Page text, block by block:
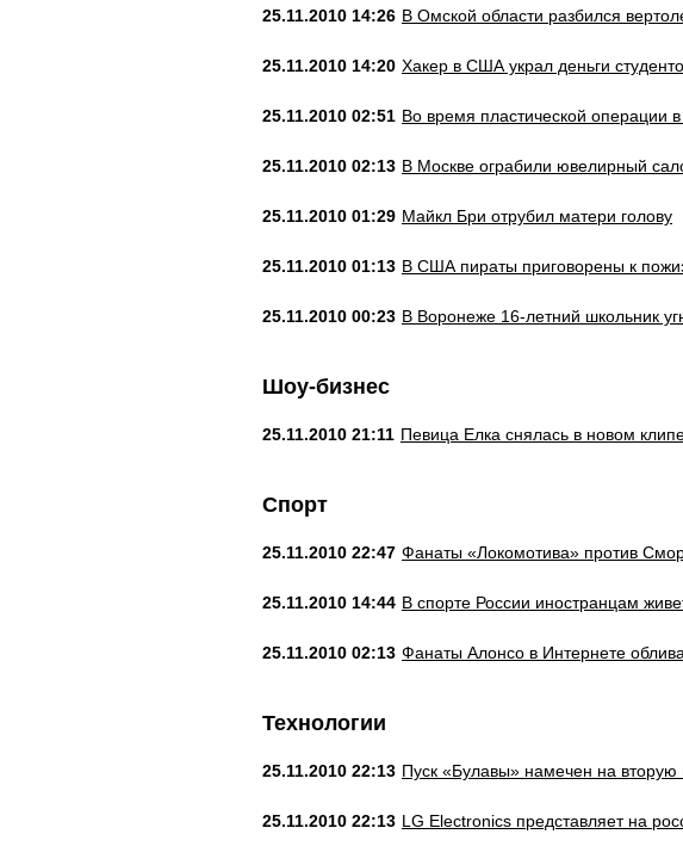
25.11.2010 14:26 В Омской области разбился
25.11.2010 14:20 Хакер в США украл деньги
25.11.2010 02:51 Во время пластической операции
25.11.2010 02:13 В Москве ограбили ювелирный
25.11.2010 01:29 Майкл Бри отрубил матери голову
25.11.2010 01:13 В США пираты приговорены к
25.11.2010 00:23 В Воронеже 16-летний школьник
Шоу-бизнес
25.11.2010 21:11 Певица Елка снялась в новом
Спорт
25.11.2010 22:47 Фанаты «Локомотива» против
25.11.2010 14:44 В спорте России иностранцам
25.11.2010 02:13 Фанаты Алонсо в Интернете
Технологии
25.11.2010 22:13 Пуск «Булавы» намечен на вторую
25.11.2010 22:13 LG Electronics представляет на